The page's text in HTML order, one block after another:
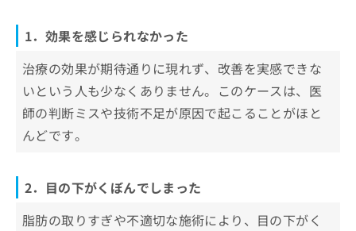
1．効果を感じられなかった
治療の効果が期待通りに現れず、改善を実感できな
いという人も少なくありません。このケースは、医
師の判断ミスや技術不足が原因で起こることがほと
んどです。
2．目の下がくぼんでしまった
脂肪の取りすぎや不適切な施術により、目の下がく